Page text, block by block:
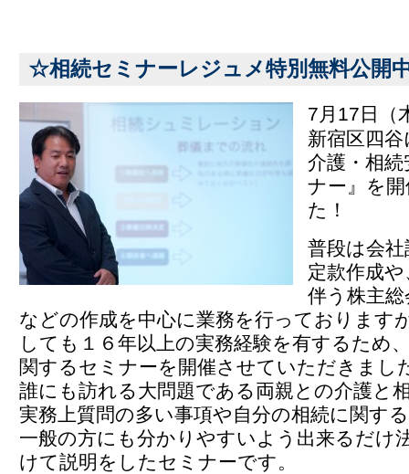
☆相続セミナーレジュメ特別無料公開
7月17日（
新宿区四
介護・相
ナー』を
た！
普段は会
定款作成
伴う株主
などの作成を中心に業務を行っております
しても１６年以上の実務経験を有するため
関するセミナーを開催させていただきまし
誰にも訪れる大問題である両親との介護と
実務上質問の多い事項や自分の相続に関す
一般の方にも分かりやすいよう出来るだけ
けて説明をしたセミナーです。